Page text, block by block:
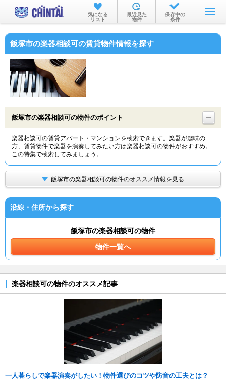
お部屋を探す
沿線・駅から
物件特集から
TOP
気になる
リスト
最近見た
物件
保存中の
条件
飯塚市の楽器相談可の賃貸物件情報を探す
飯塚市の楽器相談可の物件のポイント
楽器相談可の賃貸アパート・マンションを検索できます。楽器が趣味の
方、賃貸物件で楽器を演奏してみたい方は楽器相談可の物件がおすすめ。
この特集で検索してみましょう。
飯塚市の楽器相談可の物件のオススメ情報を見る
沿線・住所から探す
飯塚市の楽器相談可の物件
物件一覧へ
楽器相談可の物件のオススメ記事
一人暮らしで楽器演奏がしたい！物件選びのコツや防音の工夫とは？